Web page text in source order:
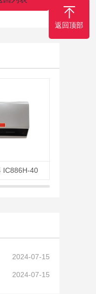
IC886H-40
2024-07-15
2024-07-15
返回顶部